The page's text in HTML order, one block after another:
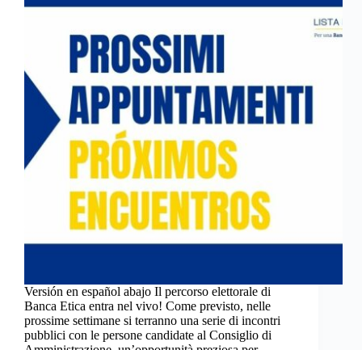
Versión en español abajo Il percorso elettorale di
Banca Etica entra nel vivo! Come previsto, nelle
prossime settimane si terranno una serie di incontri
pubblici con le persone candidate al Consiglio di